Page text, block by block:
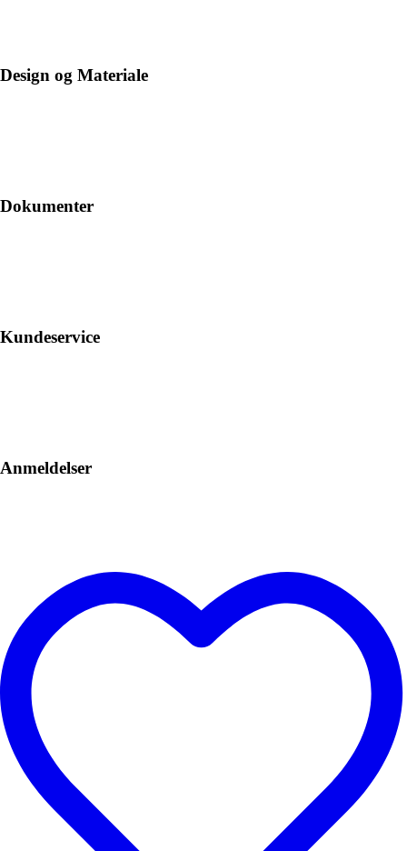
Design og Materiale
Dokumenter
Kundeservice
Anmeldelser